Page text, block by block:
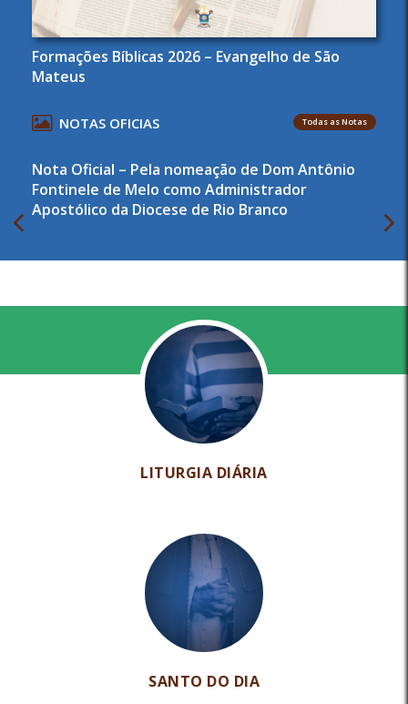
Formações Bíblicas 2026 – Evangelho de São
Mateus
NOTAS OFICIAS Todas as Notas
Nota Oficial – Pela nomeação de Dom Antônio
Fontinele de Melo como Administrador
Apostólico da Diocese de Rio Branco
LITURGIA DIÁRIA
SANTO DO DIA